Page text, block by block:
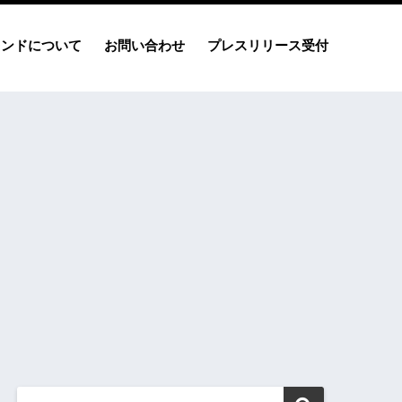
ドについて お問い合わせ プレスリリース受付